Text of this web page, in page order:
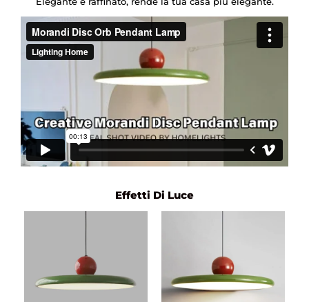
Effetti Di Luce